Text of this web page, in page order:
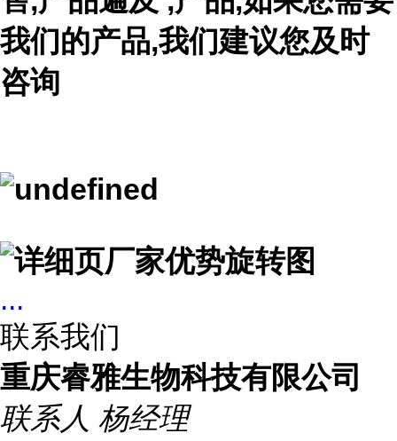
我们的产品,我们建议您及时
咨询
...
联系我们
重庆睿雅生物科技有限公司
联系人 杨经理